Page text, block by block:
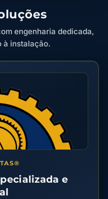
engenharia dedicada,
à instalação.
e